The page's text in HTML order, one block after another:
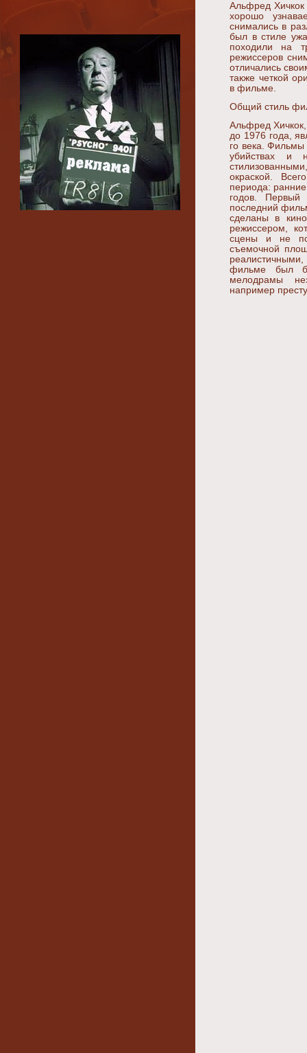
Альфред Хичкок
хорошо
снимались в
был в стиле
походили на
режиссеров
отличались
также четкой
в фильме.
Общий стиль
Альфред
до 1976 года,
го века. Фильмы
убийствах и
окраской.
периода:
годов. Первый
последний
сделаны в
режиссером,
сцены и не
съемочной
фильме был
мелодрамы
например